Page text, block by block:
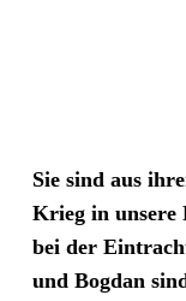
Sie sind aus
Krieg in unsere
bei der
und Bogdan